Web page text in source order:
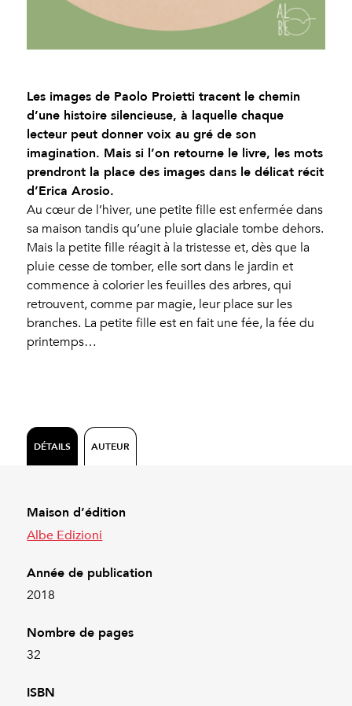
Les images de Paolo Proietti tracent le chemin
d’une histoire silencieuse, à laquelle chaque
lecteur peut donner voix au gré de son
imagination. Mais si l’on retourne le livre, les mots
prendront la place des images dans le délicat récit
d’Erica Arosio.
Au cœur de l’hiver, une petite fille est enfermée dans
sa maison tandis qu’une pluie glaciale tombe dehors.
Mais la petite fille réagit à la tristesse et, dès que la
pluie cesse de tomber, elle sort dans le jardin et
commence à colorier les feuilles des arbres, qui
retrouvent, comme par magie, leur place sur les
branches. La petite fille est en fait une fée, la fée du
printemps…
DÉTAILS AUTEUR
Maison d’édition
Albe Edizioni
Année de publication
2018
Nombre de pages
32
ISBN